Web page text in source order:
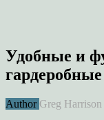
Удобные и
Author Greg Harrison